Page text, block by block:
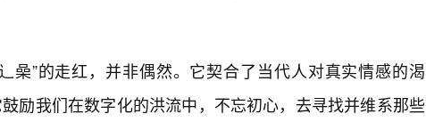
喿”的走红，并非偶然。它契合了当代人对真实情感的渴
励我们在数字化的洪流中，不忘初心，去寻找并维系那些